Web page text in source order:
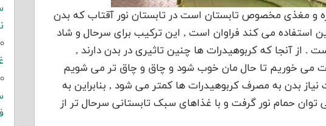
و مغذی مخصوص تابستان است در تابستان نور آقتاب که بدن
استفاده می کند فراوان است , این ترکیب برای سرحال و شاد
از آنجا که کربوهیدرات ها چنین تاثیری در بدن دارند ,
می خوریم تا حال مان خوب شود و چاق و چاق تر می شویم
بدن به مصرف کربوهیدرات ها کمتر می شود , بنابراین به
حمام نور گرفت و با غذاهای سبک تابستانی سرحال تر از